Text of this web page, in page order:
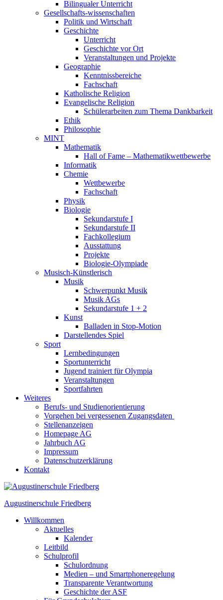
Bilingualer Unterricht
Gesellschafts-wissenschaften
Politik und Wirtschaft
Geschichte
Unterricht
Geschichte vor Ort
Veranstaltungen und Projekte
Geographie
Kenntnissbereiche
Fachschaft
Katholische Religion
Evangelische Religion
Schülerarbeiten zum Thema Dankbarkeit
Ethik
Philosophie
MINT
Mathematik
Hall of Fame – Mathematikwettbewerbe
Informatik
Chemie
Wettbewerbe
Fachschaft
Physik
Biologie
Sekundarstufe I
Sekundarstufe II
Fachkollegium
Ausstattung
Projekte
Biologie-Olympiade
Musisch-Künstlerisch
Musik
Schwerpunkt Musik
Musik AGs
Sekundarstufe 1 + 2
Kunst
Balladen in Stop-Motion
Darstellendes Spiel
Sport
Lernbedingungen
Sportunterricht
Jugend trainiert für Olympia
Veranstaltungen
Sportfahrten
Weiteres
Berufs- und Studienorientierung
Vorgehen bei vergessenen Zugangsdaten
Stellenanzeigen
Homepage AG
Jahrbuch AG
Impressum
Datenschutzerklärung
Kontakt
Augustinerschule Friedberg
Willkommen
Aktuelles
Kalender
Leitbild
Schulprofil
Schulordnung
Medien – und Smartphoneregelung
Transparente Verantwortung
Geschichte der ASF